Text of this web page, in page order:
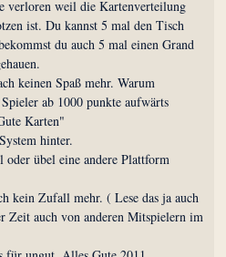
verloren weil die Kartenverteilung
ist. Du kannst 5 mal den Tisch
du auch 5 mal einen Grand
keinen Spaß mehr. Warum
ab 1000 punkte aufwärts
Karten"
hinter.
übel eine andere Plattform
kein Zufall mehr. ( Lese das ja auch
Zeit auch von anderen Mitspielern im